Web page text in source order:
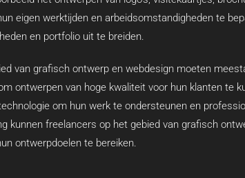
eigen werktijden en arbeidsomstandigheden te
en portfolio uit te breiden.
van grafisch ontwerp en webdesign moeten
ontwerpen van hoge kwaliteit voor hun klanten te
om hun werk te ondersteunen en
kunnen freelancers op het gebied van grafisch
ontwerpdoelen te bereiken.